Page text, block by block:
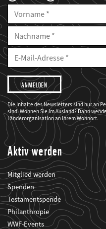
Vorname
Nachname
E-
Mailadresse
E-
Adresse
Ich
möchte,
dass
der
WWF
mich
über
seine
Projekte
informiert.
Die Inhalte des Newsletters sind nur an
sind. Wohnen Sie im Ausland? Dann
Länderorganisation an Ihrem Wohnort.
Aktiv werden
Mitglied werden
Spenden
Testamentspende
Philanthropie
WWF-Events